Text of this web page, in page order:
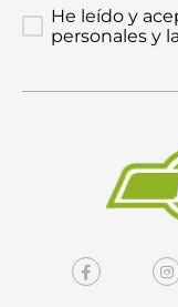
He leído y
personales y